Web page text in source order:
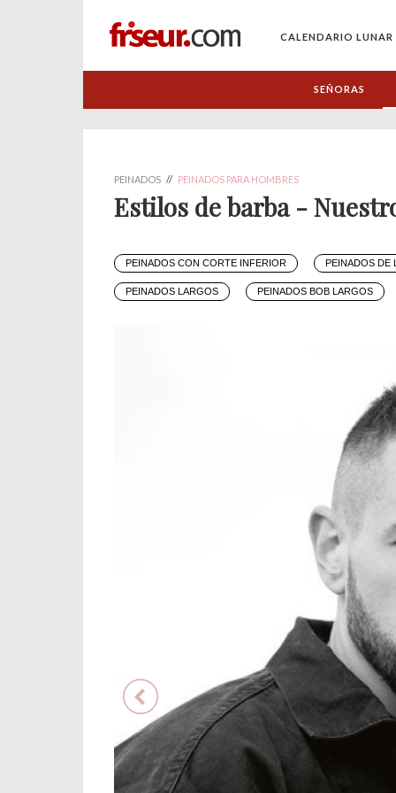
CALENDARIO LUNAR
SEÑORAS
PEINADOS // PEINADOS PARA HOMBRES
Estilos de barba -
PEINADOS CON CORTE INFERIOR PEINADOS DE
PEINADOS LARGOS PEINADOS BOB LARGOS